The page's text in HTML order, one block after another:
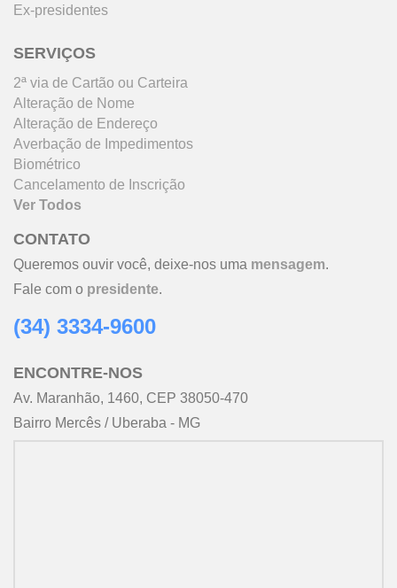
Ex-presidentes
SERVIÇOS
2ª via de Cartão ou Carteira
Alteração de Nome
Alteração de Endereço
Averbação de Impedimentos
Biométrico
Cancelamento de Inscrição
Ver Todos
CONTATO
Queremos ouvir você, deixe-nos uma mensagem.
Fale com o presidente.
(34) 3334-9600
ENCONTRE-NOS
Av. Maranhão, 1460, CEP 38050-470
Bairro Mercês / Uberaba - MG